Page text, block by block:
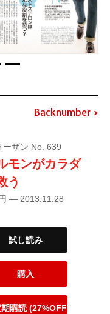
Backnumber
ザン No. 639
モンがカラダ
う
— 2013.11.28
試し読み
購入
期購読 (27%OFF)